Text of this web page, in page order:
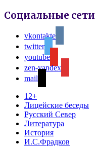
Социальные сети
vkontakte
twitter
youtube
zen-yandex
mail
12+
Лицейские беседы
Русский Север
Литература
История
И.С.Фрадков